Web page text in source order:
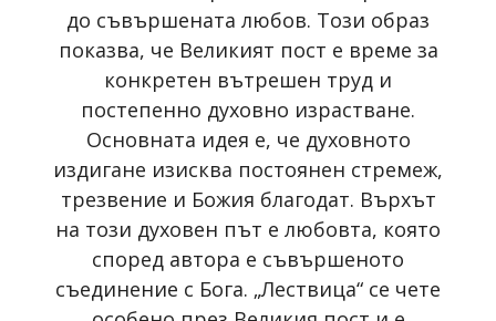
до съвършената любов. Този образ
показва, че Великият пост е време за
конкретен вътрешен труд и
постепенно духовно израстване.
Основната идея е, че духовното
издигане изисква постоянен стремеж,
трезвение и Божия благодат. Върхът
на този духовен път е любовта, която
според автора е съвършеното
съединение с Бога. „Лествица“ се чете